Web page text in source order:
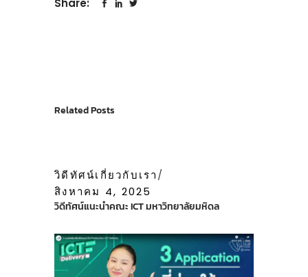
Share:
Related Posts
วิดีทัศน์เกี่ยวกับเรา
สิงหาคม 4, 2025
วิดีทัศน์แนะนำคณะ ICT มหาวิทยาลัยมหิดล